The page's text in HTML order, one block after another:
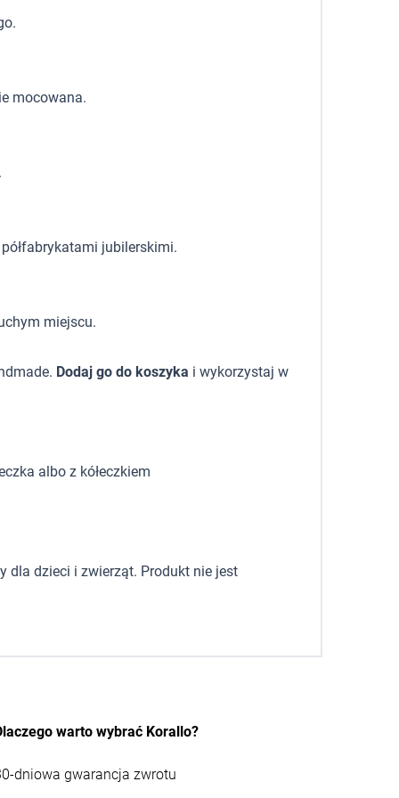
mocowana.
jubilerskimi.
miejscu.
Dodaj go do koszyka i wykorzystaj w
albo z kółeczkiem
dla dzieci i zwierząt. Produkt nie jest
warto wybrać Korallo?
dniowa gwarancja zwrotu